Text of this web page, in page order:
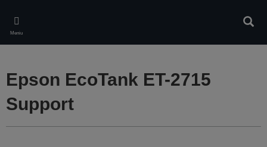
main
content
Meniu
Epson EcoTank ET-2715
Support